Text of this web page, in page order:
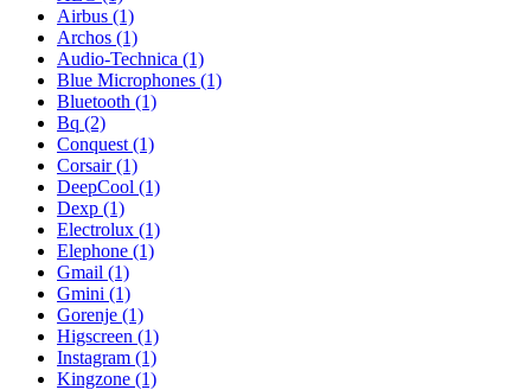
Airbus (1)
Archos (1)
Audio-Technica (1)
Blue Microphones (1)
Bluetooth (1)
Bq (2)
Conquest (1)
Corsair (1)
DeepCool (1)
Dexp (1)
Electrolux (1)
Elephone (1)
Gmail (1)
Gmini (1)
Gorenje (1)
Higscreen (1)
Instagram (1)
Kingzone (1)